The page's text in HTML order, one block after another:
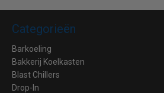
Categorieën
Barkoeling
Bakkerij Koelkasten
Blast Chillers
Drop-In